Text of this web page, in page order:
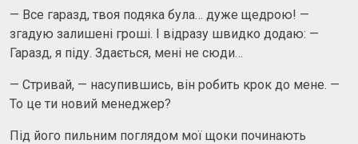
— Все гаразд, твоя подяка була… дуже щедрою! —
згадую залишені гроші. І відразу швидко додаю: —
Гаразд, я піду. Здається, мені не сюди…
— Стривай, — насупившись, він робить крок до мене. —
То це ти новий менеджер?
Під його пильним поглядом мої щоки починають